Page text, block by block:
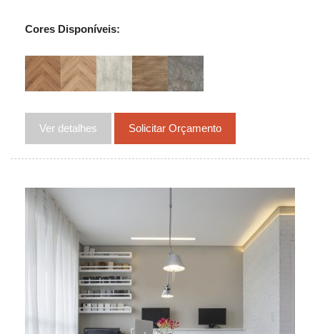
Cores Disponíveis:
Ver detalhes Solicitar Orçamento